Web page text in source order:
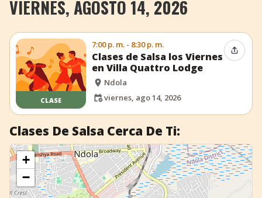
+ Añadir evento
VIERNES, AGOSTO 14, 2026
CLASE
7:00 p. m. - 8:30 p. m.
Clases de Salsa los Viernes
en Villa Quattro Lodge
Ndola
viernes, ago 14, 2026
Clases De Salsa Cerca De Ti:
+
−